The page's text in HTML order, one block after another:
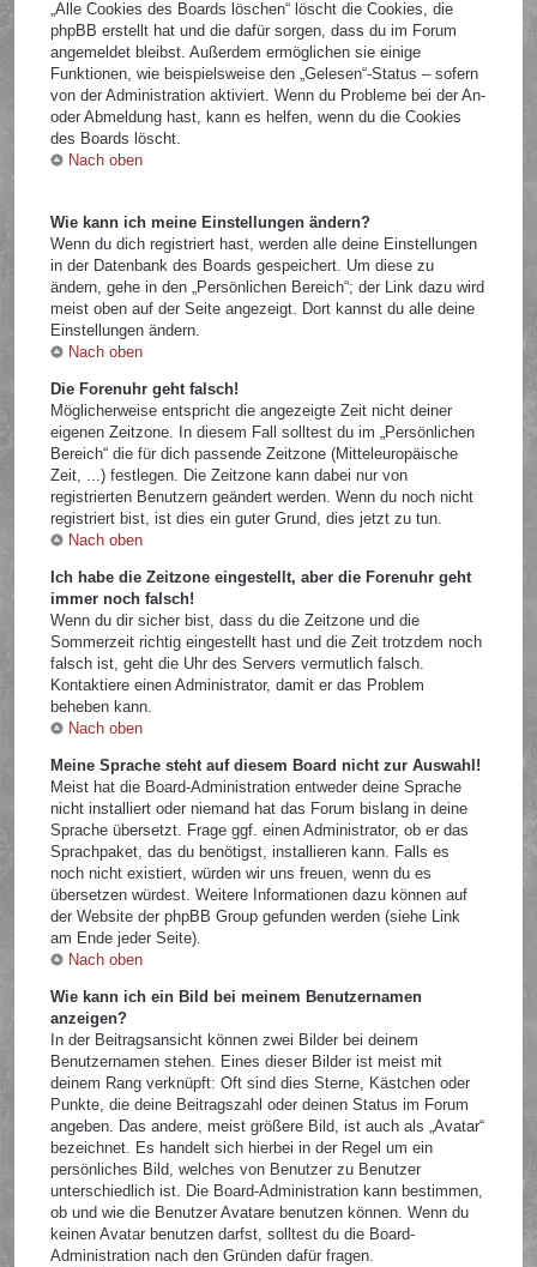
„Alle Cookies des Boards löschen“ löscht die Cookies, die
phpBB erstellt hat und die dafür sorgen, dass du im Forum
angemeldet bleibst. Außerdem ermöglichen sie einige
Funktionen, wie beispielsweise den „Gelesen“-Status – sofern
von der Administration aktiviert. Wenn du Probleme bei der An-
oder Abmeldung hast, kann es helfen, wenn du die Cookies
des Boards löscht.
Nach oben
Wie kann ich meine Einstellungen ändern?
Wenn du dich registriert hast, werden alle deine Einstellungen
in der Datenbank des Boards gespeichert. Um diese zu
ändern, gehe in den „Persönlichen Bereich“; der Link dazu wird
meist oben auf der Seite angezeigt. Dort kannst du alle deine
Einstellungen ändern.
Nach oben
Die Forenuhr geht falsch!
Möglicherweise entspricht die angezeigte Zeit nicht deiner
eigenen Zeitzone. In diesem Fall solltest du im „Persönlichen
Bereich“ die für dich passende Zeitzone (Mitteleuropäische
Zeit, ...) festlegen. Die Zeitzone kann dabei nur von
registrierten Benutzern geändert werden. Wenn du noch nicht
registriert bist, ist dies ein guter Grund, dies jetzt zu tun.
Nach oben
Ich habe die Zeitzone eingestellt, aber die Forenuhr geht
immer noch falsch!
Wenn du dir sicher bist, dass du die Zeitzone und die
Sommerzeit richtig eingestellt hast und die Zeit trotzdem noch
falsch ist, geht die Uhr des Servers vermutlich falsch.
Kontaktiere einen Administrator, damit er das Problem
beheben kann.
Nach oben
Meine Sprache steht auf diesem Board nicht zur Auswahl!
Meist hat die Board-Administration entweder deine Sprache
nicht installiert oder niemand hat das Forum bislang in deine
Sprache übersetzt. Frage ggf. einen Administrator, ob er das
Sprachpaket, das du benötigst, installieren kann. Falls es
noch nicht existiert, würden wir uns freuen, wenn du es
übersetzen würdest. Weitere Informationen dazu können auf
der Website der phpBB Group gefunden werden (siehe Link
am Ende jeder Seite).
Nach oben
Wie kann ich ein Bild bei meinem Benutzernamen
anzeigen?
In der Beitragsansicht können zwei Bilder bei deinem
Benutzernamen stehen. Eines dieser Bilder ist meist mit
deinem Rang verknüpft: Oft sind dies Sterne, Kästchen oder
Punkte, die deine Beitragszahl oder deinen Status im Forum
angeben. Das andere, meist größere Bild, ist auch als „Avatar“
bezeichnet. Es handelt sich hierbei in der Regel um ein
persönliches Bild, welches von Benutzer zu Benutzer
unterschiedlich ist. Die Board-Administration kann bestimmen,
ob und wie die Benutzer Avatare benutzen können. Wenn du
keinen Avatar benutzen darfst, solltest du die Board-
Administration nach den Gründen dafür fragen.